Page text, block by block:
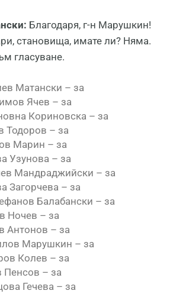
Благодаря, г-н Марушкин!
становища, имате ли? Няма.
гласуване.
Матански – за
Ячев – за
Кориновска – за
Тодоров – за
Марин – за
Узунова – за
Мандраджийски – за
Загорчева – за
Балабански – за
Ночев – за
Антонов – за
Марушкин – за
Колев – за
Пенсов – за
Гечева – за